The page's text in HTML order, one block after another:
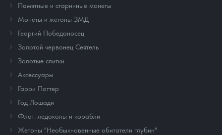
Памятные и старинные монеты
Монеты и жетоны ЗМД
Георгий Победоносец
Золотой червонец Сеятель
Золотые слитки
Аксессуары
Гарри Поттер
Год Лошади
Флот: ледоколы и корабли
Жетоны "Необыкновенные обитатели глубин"